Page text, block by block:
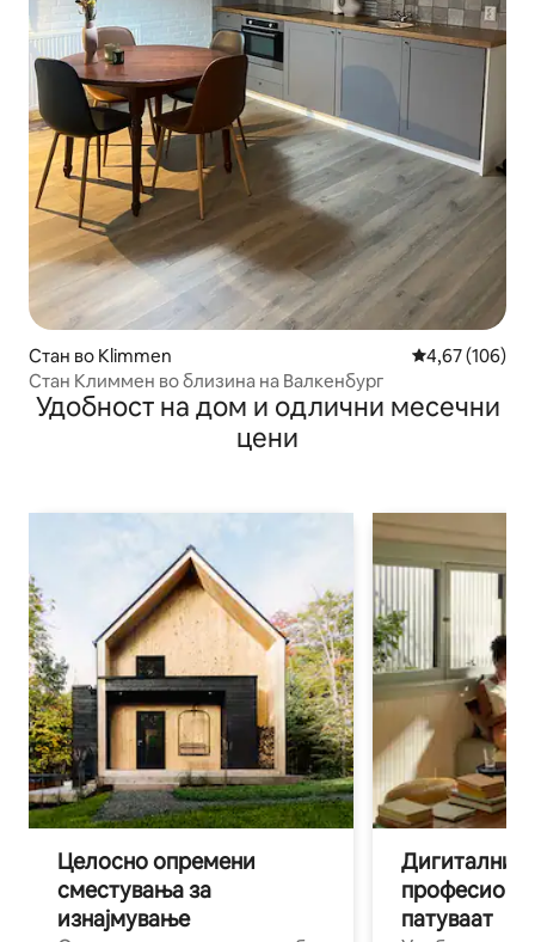
Стан во Klimmen Просечна
4,67 (106)
Стан Климмен во близина на Валкенбург
Удобност на дом и одлични месечни
цени
Целосно опремени
сместувања за
изнајмување
Дигитални
патуваат